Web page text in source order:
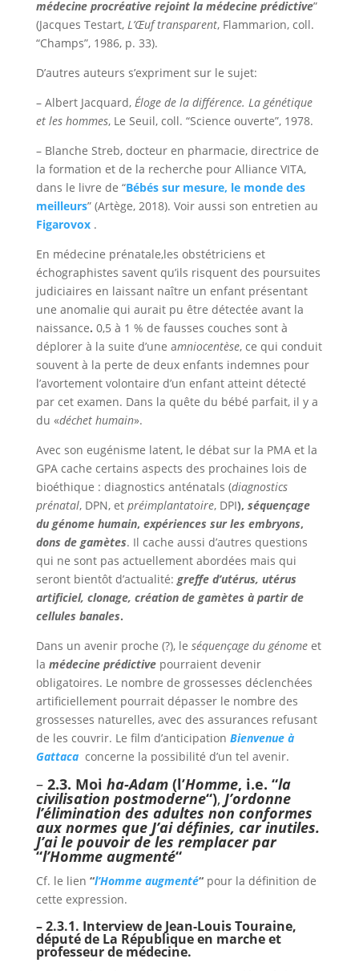
médecine procréative rejoint la médecine prédictive”
(Jacques Testart, L’Œuf transparent, Flammarion, coll.
“Champs”, 1986, p. 33).
D’autres auteurs s’expriment sur le sujet:
– Albert Jacquard, Éloge de la différence. La génétique
et les hommes, Le Seuil, coll. “Science ouverte”, 1978.
– Blanche Streb, docteur en pharmacie, directrice de
la formation et de la recherche pour Alliance VITA,
dans le livre de “Bébés sur mesure, le monde des
meilleurs” (Artège, 2018). Voir aussi son entretien au
Figarovox.
En médecine prénatale,les obstétriciens et
échographistes savent qu’ils risquent des poursuites
judiciaires en laissant naître un enfant présentant
une anomalie qui aurait pu être détectée avant la
naissance. 0,5 à 1 % de fausses couches sont à
déplorer à la suite d’une amniocentèse, ce qui conduit
souvent à la perte de deux enfants indemnes pour
l’avortement volontaire d’un enfant atteint détecté
par cet examen. Dans la quête du bébé parfait, il y a
du «déchet humain».
Avec son eugénisme latent, le débat sur la PMA et la
GPA cache certains aspects des prochaines lois de
bioéthique : diagnostics anténatals (diagnostics
prénatal, DPN, et préimplantatoire, DPI), séquençage
du génome humain, expériences sur les embryons,
dons de gamètes. Il cache aussi d’autres questions
qui ne sont pas actuellement abordées mais qui
seront bientôt d’actualité: greffe d’utérus, utérus
artificiel, clonage, création de gamètes à partir de
cellules banales.
Dans un avenir proche (?), le séquençage du génomeet
la médecine prédictivepourraient devenir
obligatoires. Le nombre de grossesses déclenchées
artificiellement pourrait dépasser le nombre des
grossesses naturelles, avec des assurances refusant
de les couvrir. Le film d’anticipation Bienvenue à
Gattaca concerne la possibilité d’un tel avenir.
– 2.3. Moi ha-Adam(l’Homme, i.e. “la
civilisation postmoderne“), J’ordonne
l’élimination des adultes non conformes
aux normes que J’ai définies, car inutiles.
J’ai le pouvoir de les remplacer par
“l’Homme augmenté“
Cf. le lien “l’Homme augmenté“pour la définition de
cette expression.
– 2.3.1. Interview de Jean-Louis Touraine,
député de La République en marche et
professeur de médecine.